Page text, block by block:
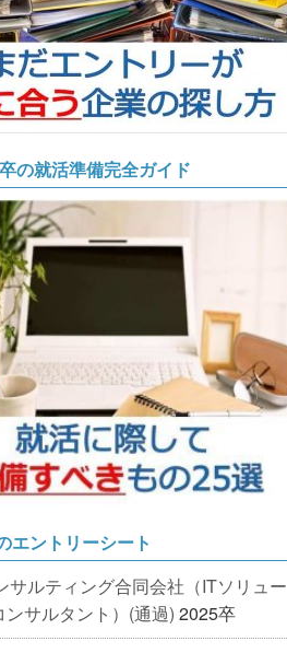
の就活準備完全ガイド
エントリーシート
サルティング合同会社（ITソリュー
ンサルタント）(通過) 2025卒